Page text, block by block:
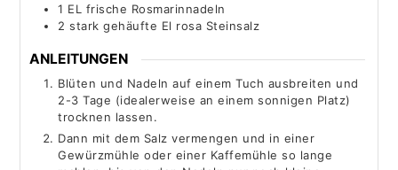
1 EL frische Rosmarinnadeln
2 stark gehäufte El rosa Steinsalz
ANLEITUNGEN
Blüten und Nadeln auf einem Tuch ausbreiten und
2-3 Tage (idealerweise an einem sonnigen Platz)
trocknen lassen.
Dann mit dem Salz vermengen und in einer
Gewürzmühle oder einer Kaffemühle so lange